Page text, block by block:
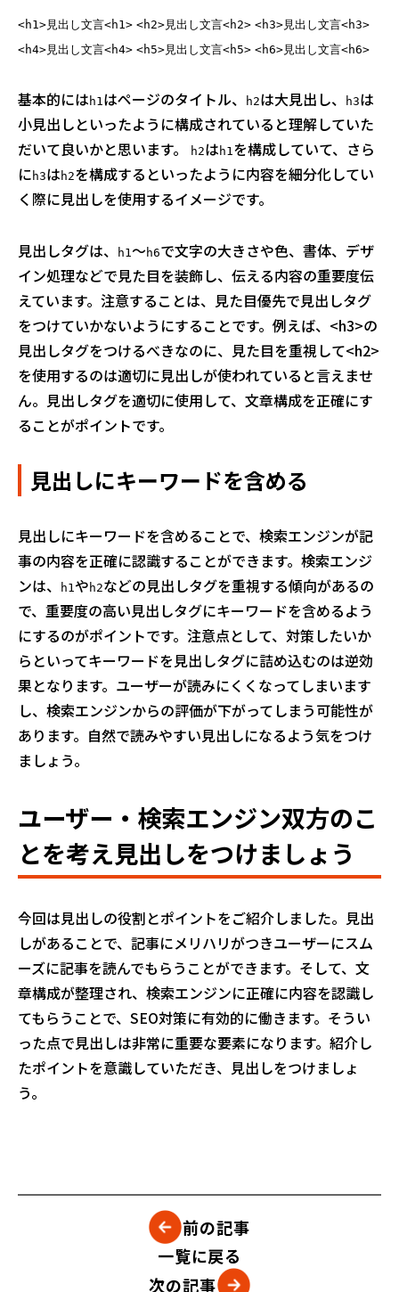
<h1>見出し文言<h1> <h2>見出し文言<h2> <h3>見出し文言<h3>
<h4>見出し文言<h4> <h5>見出し文言<h5> <h6>見出し文言<h6>
基本的には h1はページのタイトル、 h2は大見出し、 h3は
小見出しといったように構成されていると理解していた
だいて良いかと思います。
h2は h1を構成していて、さら
に h3は h2を構成するといったように内容を細分化してい
く際に見出しを使用するイメージです。
見出しタグは、 h1～h6で文字の大きさや色、書体、デザ
イン処理などで見た目を装飾し、伝える内容の重要度伝
えています。注意することは、見た目優先で見出しタグ
をつけていかないようにすることです。例えば、<h3>の
見出しタグをつけるべきなのに、見た目を重視して<h2>
を使用するのは適切に見出しが使われていると言えませ
ん。見出しタグを適切に使用して、文章構成を正確にす
ることがポイントです。
見出しにキーワードを含める
見出しにキーワードを含めることで、検索エンジンが記
事の内容を正確に認識することができます。検索エンジ
ンは、
h1や h2などの見出しタグを重視する傾向があるの
で、重要度の高い見出しタグにキーワードを含めるよう
にするのがポイントです。注意点として、対策したいか
らといってキーワードを見出しタグに詰め込むのは逆効
果となります。ユーザーが読みにくくなってしまいます
し、検索エンジンからの評価が下がってしまう可能性が
あります。自然で読みやすい見出しになるよう気をつけ
ましょう。
ユーザー・検索エンジン双方のこ
とを考え見出しをつけましょう
今回は見出しの役割とポイントをご紹介しました。見出
しがあることで、記事にメリハリがつきユーザーにスム
ーズに記事を読んでもらうことができます。そして、文
章構成が整理され、検索エンジンに正確に内容を認識し
てもらうことで、SEO対策に有効的に働きます。そうい
った点で見出しは非常に重要な要素になります。紹介し
たポイントを意識していただき、見出しをつけましょ
う。
前の記事
一覧に戻る
次の記事